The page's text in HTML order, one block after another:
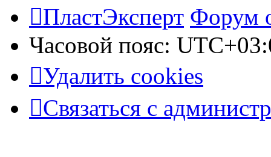
ПластЭксперт Форум
Часовой пояс:
Удалить cookies
Связаться с